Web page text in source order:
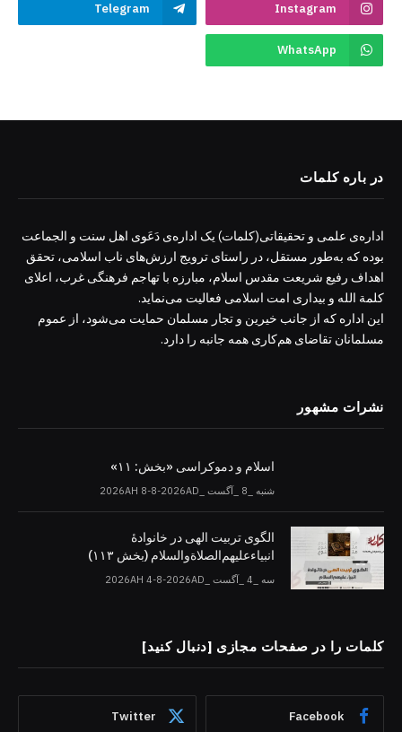
Instagram
Telegram
WhatsApp
در باره کلمات
اداره‌ی علمی و تحقیقاتی(کلمات) یک اداره‌ی دَعَوی اهل سنت و الجماعت
بوده که به‌طور مستقل، در راستای ترویج ارزش‌های ناب اسلامی، تحقق
اهداف رفیع شریعت مقدس اسلام، مبارزه با تهاجم فرهنگی غرب، اعلای
کلمة الله و بیداری امت اسلامی فعالیت می‌نماید.
این اداره که از جانب خیرین و تجار مسلمان حمایت می‌شود، از عموم
مسلمانان تقاضای هم‌کاری همه جانبه را دارد.
نشرات مشهور
اسلام و دموکراسی «بخش: ۱۱»
شنبه _8 _آگست _2026AH 8-8-2026AD
الگوی تربیت الهی در خانوادۀ
انبیاءعلیهم‌الصلاةو‌السلام (بخش ۱۱۳)
سه _4 _آگست _2026AH 4-8-2026AD
کلمات را در صفحات مجازی [دنبال کنید]
Facebook
Twitter